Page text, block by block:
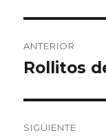
de
ANTERIOR
Entrada
Rollitos
SIGUIENTE